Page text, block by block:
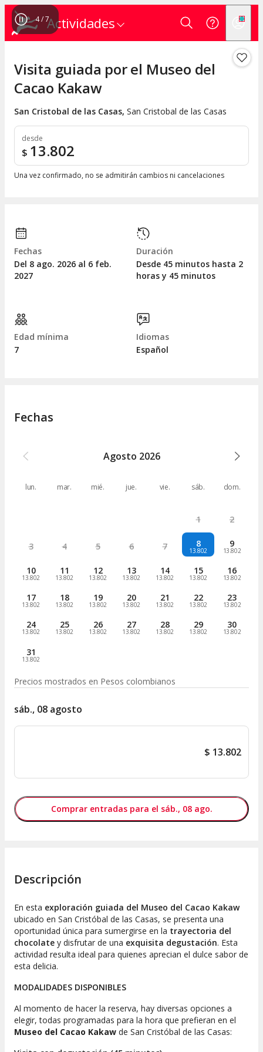
Actividades
4/7
Visita guiada por el Museo del
Cacao Kakaw
San Cristobal de las Casas, San Cristobal de las Casas
desde
$ 13.802
Una vez confirmado, no se admitirán cambios ni cancelaciones
Fechas
Del 8 ago. 2026 al 6 feb.
2027
Duración
Desde 45 minutos hasta 2
horas y 45 minutos
Edad mínima
7
Idiomas
Español
Fechas
Agosto 2026
lun. mar. mié. jue. vie. sáb. dom.
1 2
3 4 5 6 7 8
13.802
9
13.802
10
13.802
11
13.802
12
13.802
13
13.802
14
13.802
15
13.802
16
13.802
17
13.802
18
13.802
19
13.802
20
13.802
21
13.802
22
13.802
23
13.802
24
13.802
25
13.802
26
13.802
27
13.802
28
13.802
29
13.802
30
13.802
31
13.802
Precios mostrados en Pesos colombianos
sáb., 08 agosto
$ 13.802
Comprar entradas para el sáb., 08 ago.
Descripción
En esta exploración guiada del Museo del Cacao Kakaw
ubicado en San Cristóbal de las Casas, se presenta una
oportunidad única para sumergirse en la trayectoria del
chocolate y disfrutar de una exquisita degustación. Esta
actividad resulta ideal para quienes aprecian el dulce sabor de
esta delicia.
MODALIDADES DISPONIBLES
Al momento de hacer la reserva, hay diversas opciones a
elegir, todas programadas para la hora que prefieran en el
Museo del Cacao Kakaw de San Cristóbal de las Casas: